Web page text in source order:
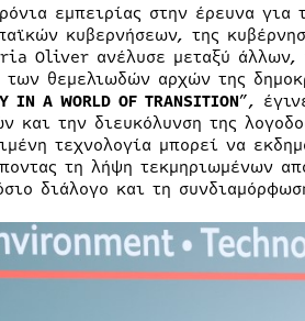
εμπειρίας στην έρευνα για
κυβερνήσεων, της
Oliver ανέλυσε μεταξύ άλλων,
των θεμελιωδών αρχών της
IN A WORLD OF TRANSITION”,
και την διευκόλυνση της
τεχνολογία μπορεί να
τη λήψη τεκμηριωμένων
διάλογο και τη